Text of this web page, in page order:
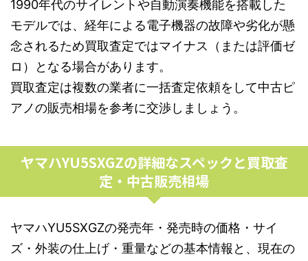
1990年代のサイレントや自動演奏機能を搭載した
モデルでは、経年による電子機器の故障や劣化が懸
念されるため買取査定ではマイナス（または評価ゼ
ロ）となる場合があります。
買取査定は複数の業者に一括査定依頼をして中古ピ
アノの販売相場を参考に交渉しましょう。
ヤマハYU5SXGZの詳細なスペックと買取査
定・中古販売相場
ヤマハYU5SXGZの発売年・発売時の価格・サイ
ズ・外装の仕上げ・重量などの基本情報と、現在の